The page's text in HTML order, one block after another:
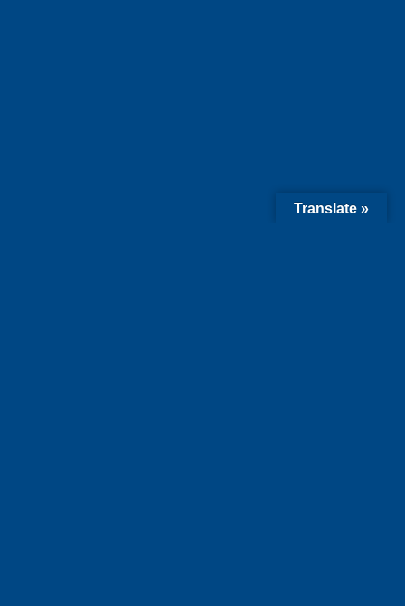
Translate »